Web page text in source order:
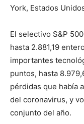
York, Estados
El selectivo S&P
hasta 2.881,19
importantes
puntos, hasta
pérdidas que había
del coronavirus, y
conjunto del año.